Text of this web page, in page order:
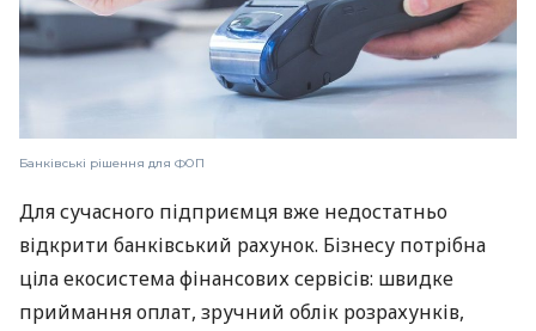
Банківські рішення для ФОП
Для сучасного підприємця вже недостатньо
відкрити банківський рахунок. Бізнесу потрібна
ціла екосистема фінансових сервісів: швидке
приймання оплат, зручний облік розрахунків,